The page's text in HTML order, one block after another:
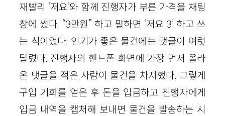
재빨리 ‘저요’와 함께 진행자가 부른 가격을 채팅
창에 썼다. “3만원” 하고 말하면 ‘저요 3’ 하고 쓰
는 식이었다. 인기가 좋은 물건에는 댓글이 여럿
달렸다. 진행자의 핸드폰 화면에 가장 먼저 올라
온 댓글을 적은 사람이 물건을 차지했다. 그렇게
구입 기회를 얻은 후 돈을 입금하고 진행자에게
입금 내역을 캡처해 보내면 물건을 발송하는 시